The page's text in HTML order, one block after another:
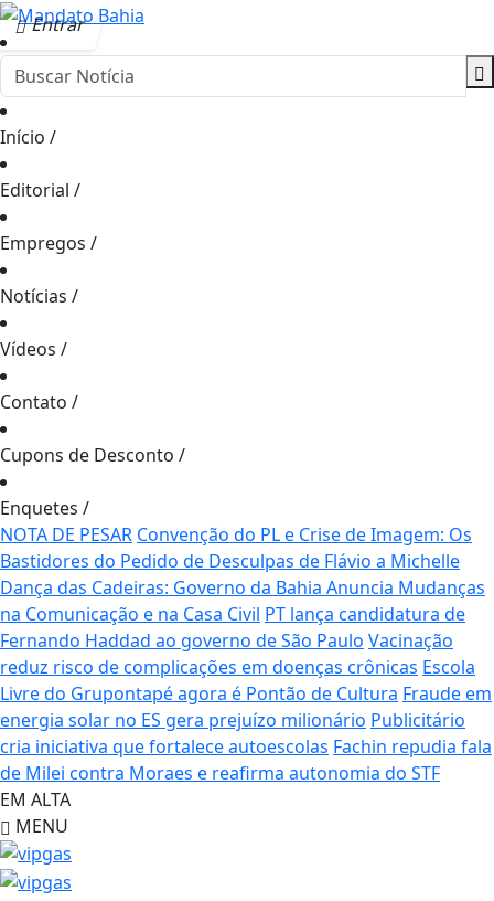
Entrar
Início /
Editorial /
Empregos /
Notícias /
Vídeos /
Contato /
Cupons de Desconto /
Enquetes /
NOTA DE PESAR Convenção do PL e Crise de Imagem: Os
Bastidores do Pedido de Desculpas de Flávio a Michelle
Dança das Cadeiras: Governo da Bahia Anuncia Mudanças
na Comunicação e na Casa Civil PT lança candidatura de
Fernando Haddad ao governo de São Paulo Vacinação
reduz risco de complicações em doenças crônicas Escola
Livre do Grupontapé agora é Pontão de Cultura Fraude em
energia solar no ES gera prejuízo milionário Publicitário
cria iniciativa que fortalece autoescolas Fachin repudia fala
de Milei contra Moraes e reafirma autonomia do STF
EM ALTA
MENU